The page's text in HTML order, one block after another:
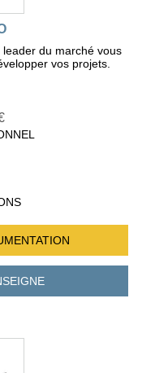
leader du marché vous
vos projets.